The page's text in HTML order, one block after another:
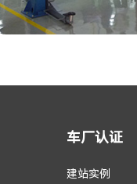
车厂认证
建站实例